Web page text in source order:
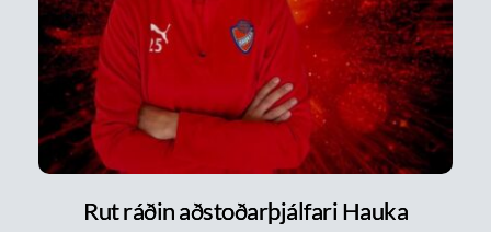
Rut ráðin aðstoðarþjálfari Hauka